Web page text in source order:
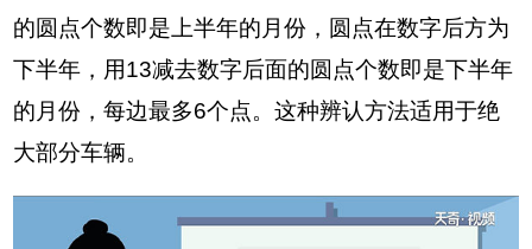
的圆点个数即是上半年的月份，圆点在数字后方为
下半年，用13减去数字后面的圆点个数即是下半年
的月份，每边最多6个点。这种辨认方法适用于绝
大部分车辆。